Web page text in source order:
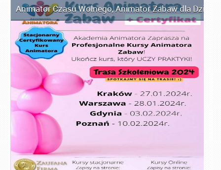
Animator Czasu Wolnego,Animator Zabaw dla Dzieci